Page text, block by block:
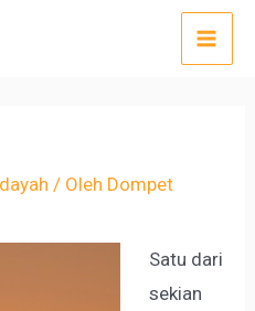
Main
/ Oleh Dompet
Satu dari
sekian